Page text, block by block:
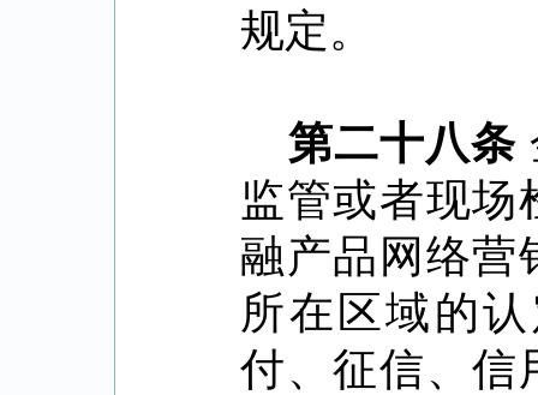
规定。
第二十八条
监管或者现场
融产品网络营
所在区域的
付、征信、信